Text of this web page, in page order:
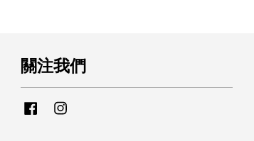
關注我們
Facebook